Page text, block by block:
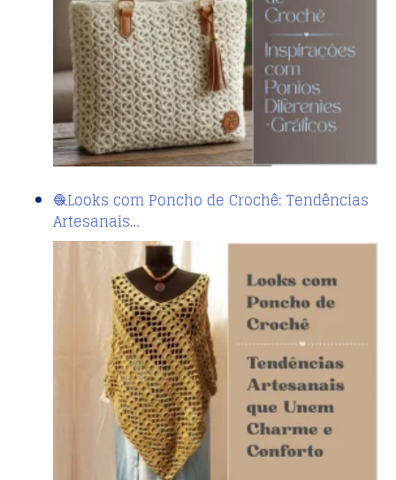
🧶Looks com Poncho de Crochê: Tendências
Artesanais…